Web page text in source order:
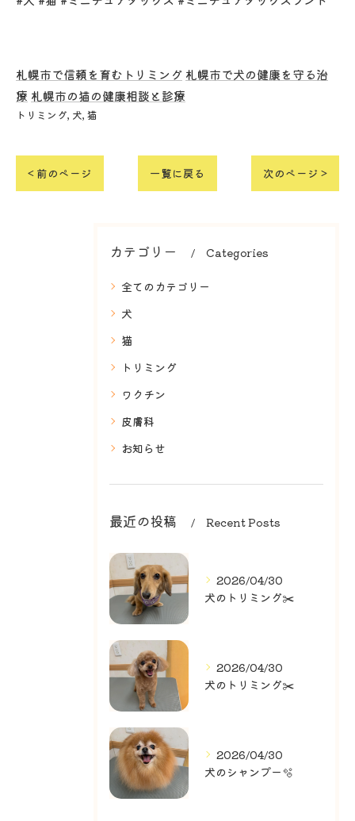
札幌市で信頼を育むトリミング 札幌市で犬の健康を守る治
療 札幌市の猫の健康相談と診療
トリミング 犬 猫
< 前のページ 一覧に戻る 次のページ >
カテゴリー Categories
全てのカテゴリー
犬
猫
トリミング
ワクチン
皮膚科
お知らせ
最近の投稿 Recent Posts
2026/04/30
犬のトリミング✂️
2026/04/30
犬のトリミング✂️
2026/04/30
犬のシャンプー🫧